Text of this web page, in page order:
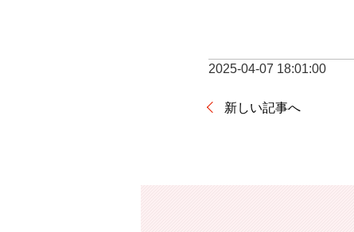
2025-04-07 18:01:00
新しい記事へ